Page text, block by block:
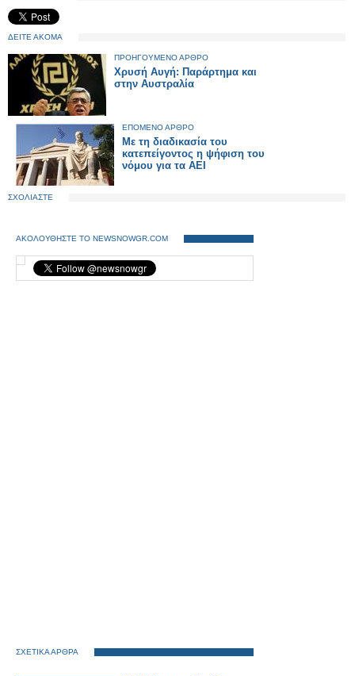
ΔΕΙΤΕ ΑΚΟΜΑ
ΠΡΟΗΓΟΥΜΕΝΟ ΑΡΘΡΟ
Χρυσή Αυγή: Παράρτημα και
στην Αυστραλία
ΕΠΟΜΕΝΟ ΑΡΘΡΟ
Με τη διαδικασία του
κατεπείγοντος η ψήφιση του
νόμου για τα ΑΕΙ
ΣΧΟΛΙΑΣΤΕ
ΑΚΟΛΟΥΘΗΣΤΕ ΤΟ NEWSNOWGR.COM
ΣΧΕΤΙΚΑ ΑΡΘΡΑ